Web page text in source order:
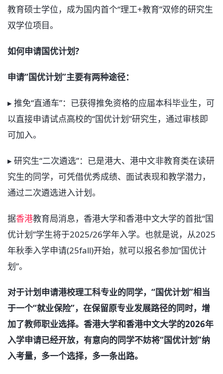
教育硕士学位，成为国内首个“理工+教育”双修的研究生
双学位项目。
如何申请国优计划?
申请“国优计划”主要有两种途径：
▸ 推免“直通车”：已获得推免资格的应届本科毕业生，可
以直接申请试点高校的“国优计划”研究生，通过审核即
可加入。
▸ 研究生“二次遴选”：已是港大、港中文非教育类在读研
究生的同学，可凭借优秀成绩、面试表现和教学潜力，
通过二次遴选进入计划。
据香港教育局消息，香港大学和香港中文大学的首批“国
优计划”学生将于2025/26学年入学。也就是说，从2025
年秋季入学申请(25fall)开始，就可以报名参加“国优计
划”。
对于计划申请港校理工科专业的同学，“国优计划”相当
于一个“就业保险”，在保留原专业发展路径的同时，增
加了教师职业选择。香港大学和香港中文大学的2026年
入学申请已经开放，有意向的同学不妨将“国优计划”纳
入考量，多一个选择，多一条出路。